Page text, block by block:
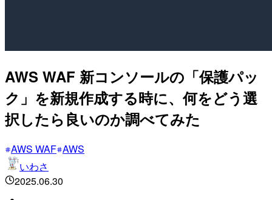
AWS WAF 新コンソールの「保護パッ
ク」を新規作成する時に、何をどう選
択したら良いのか調べてみた
AWS WAF AWS
いわさ
2025.06.30